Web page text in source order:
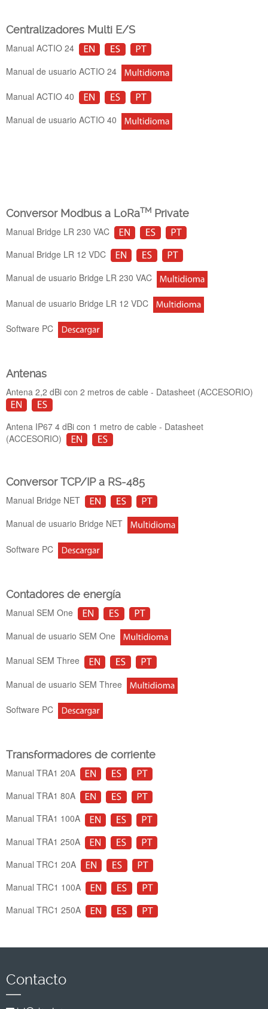
Centralizadores Multi E/S
Manual ACTIO 24
Manual de usuario ACTIO 24
Manual ACTIO 40
Manual de usuario ACTIO 40
Conversor Modbus a LoRaTM Private
Manual Bridge LR 230 VAC
Manual Bridge LR 12 VDC
Manual de usuario Bridge LR 230 VAC
Manual de usuario Bridge LR 12 VDC
Software PC
Antenas
Antena 2,2 dBi con 2 metros de cable - Datasheet (ACCESORIO)
Antena IP67 4 dBi con 1 metro de cable - Datasheet
(ACCESORIO)
Conversor TCP/IP a RS-485
Manual Bridge NET
Manual de usuario Bridge NET
Software PC
Contadores de energía
Manual SEM One
Manual de usuario SEM One
Manual SEM Three
Manual de usuario SEM Three
Software PC
Transformadores de corriente
Manual TRA1 20A
Manual TRA1 80A
Manual TRA1 100A
Manual TRA1 250A
Manual TRC1 20A
Manual TRC1 100A
Manual TRC1 250A
Contacto